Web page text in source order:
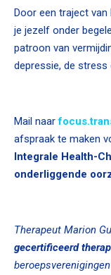
Door een traject van
je jezelf onder
patroon van
depressie, de
Mail naar
afspraak te maken
Integrale Health-
onderliggende
Therapeut Marion
gecertificeerd
beroepsverenigingen